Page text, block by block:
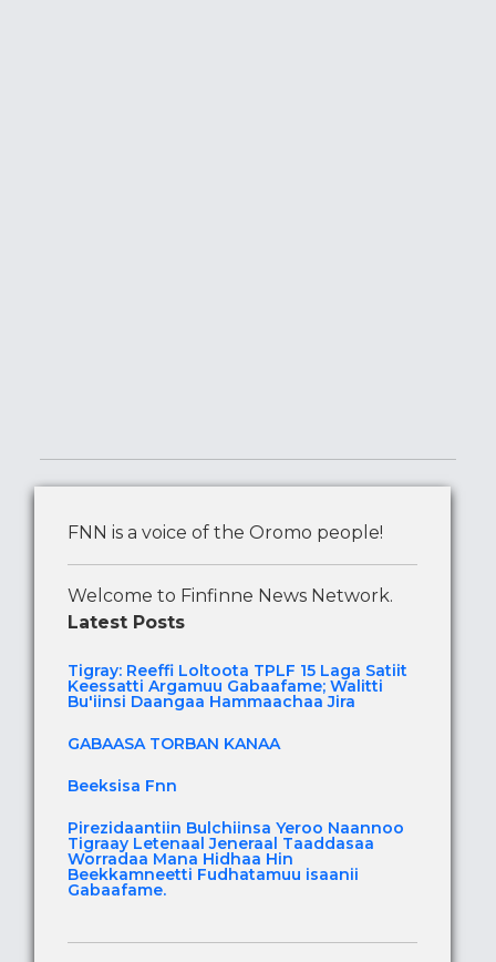
FNN is a voice of the Oromo people!
Welcome to Finfinne News Network.
Latest Posts
Tigray: Reeffi Loltoota TPLF 15 Laga Satiit
Keessatti Argamuu Gabaafame; Walitti
Bu'iinsi Daangaa Hammaachaa Jira
GABAASA TORBAN KANAA
Beeksisa Fnn
Pirezidaantiin Bulchiinsa Yeroo Naannoo
Tigraay Letenaal Jeneraal Taaddasaa
Worradaa Mana Hidhaa Hin
Beekkamneetti Fudhatamuu isaanii
Gabaafame.